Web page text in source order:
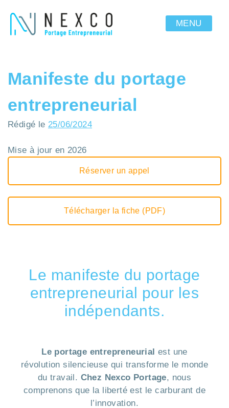
MENU
Manifeste du portage
entrepreneurial
Rédigé le 25/06/2024
Mise à jour en 2026
Réserver un appel
Télécharger la fiche (PDF)
Le manifeste du portage
entrepreneurial pour les
indépendants.
Le portage entrepreneurial est une
révolution silencieuse qui transforme le monde
du travail. Chez Nexco Portage, nous
comprenons que la liberté est le carburant de
l’innovation.